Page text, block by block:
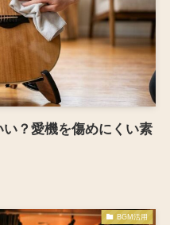
？愛機を傷めにくい素
BGM活用